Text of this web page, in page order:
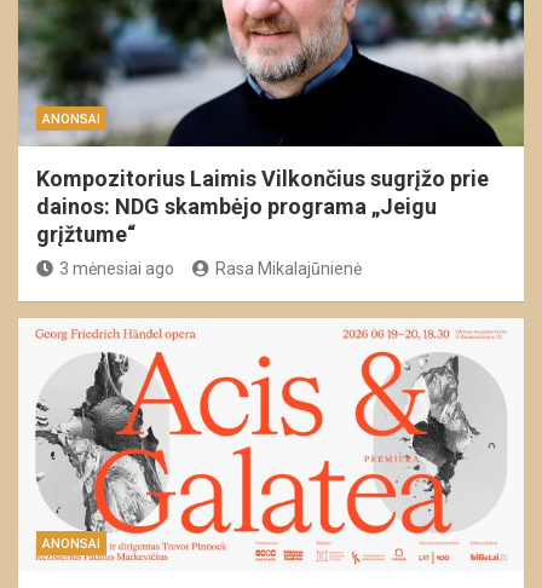
ANONSAI
Kompozitorius Laimis Vilkončius sugrįžo prie
dainos: NDG skambėjo programa „Jeigu
grįžtume“
3 mėnesiai ago Rasa Mikalajūnienė
ANONSAI